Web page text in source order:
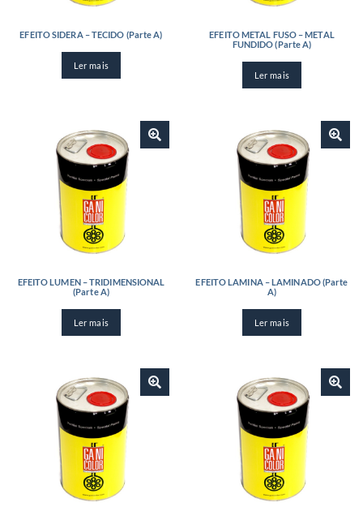
EFEITO SIDERA – TECIDO (Parte A)
Ler mais
EFEITO METAL FUSO – METAL
FUNDIDO (Parte A)
Ler mais
EFEITO LUMEN – TRIDIMENSIONAL
(Parte A)
Ler mais
EFEITO LAMINA – LAMINADO (Parte
A)
Ler mais